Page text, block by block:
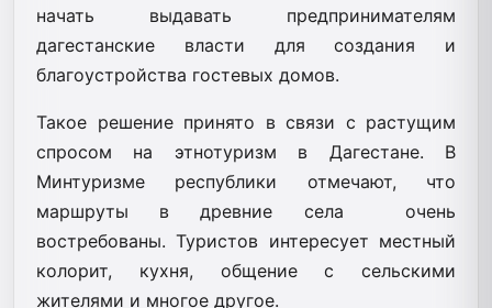
начать выдавать предпринимателям
дагестанские власти для создания и
благоустройства гостевых домов.
Такое решение принято в связи с растущим
спросом на этнотуризм в Дагестане. В
Минтуризме республики отмечают, что
маршруты в древние села очень
востребованы. Туристов интересует местный
колорит, кухня, общение с сельскими
жителями и многое другое.